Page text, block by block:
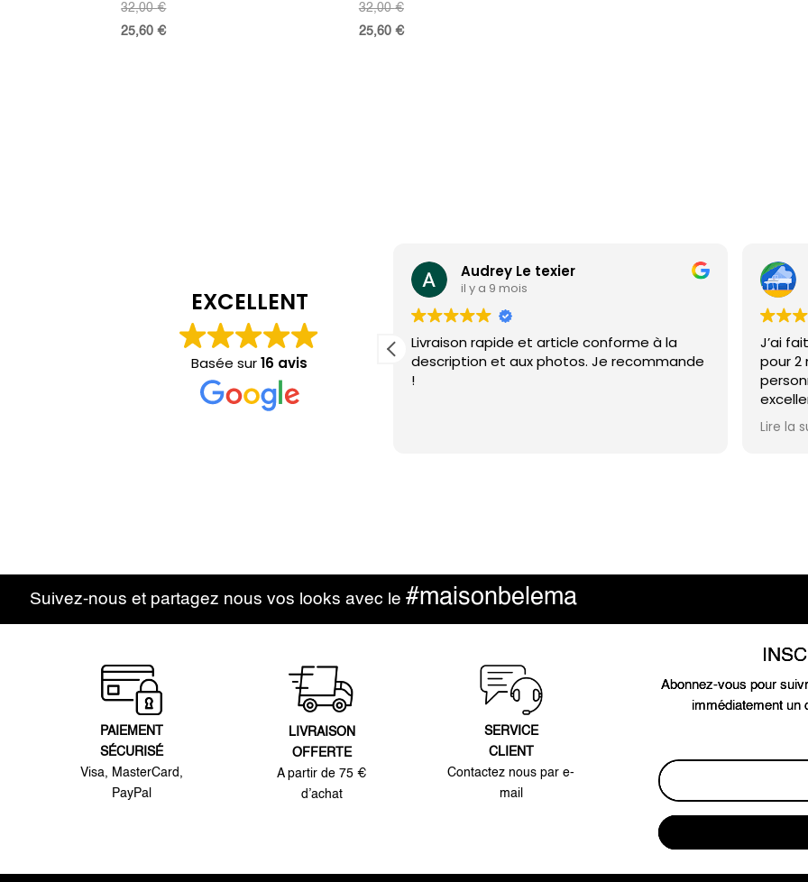
32,00€
25,60€
32,00€
25,60 €
EXCELLENT
Basée sur16 avis
Un grand merci pour le magnifique bibi,
réalisé exactement dans les couleurs que je
souhaitais pour un mariage. Un travail
sérieux. Je recommande.
Audrey Le texier
il y a 9 mois
Livraison rapide et article conforme à la
description et aux photos. Je recommande
!
J’ai
pour 2
pris le
qualité
Lire la
Suivez-nous et partagez nous vos looks avec le #maisonbelema
PAIEMENT
SÉCURISÉ
Visa, MasterCard,
PayPal
LIVRAISON
OFFERTE
A partir de 75 €
d’achat
SERVICE
CLIENT
Contactez nous par e-
mail
Abonnez-vous pour
immédiatement un